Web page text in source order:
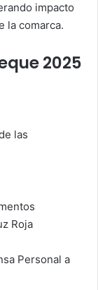
impacto
la comarca.
2025
las
Roja
Personal a